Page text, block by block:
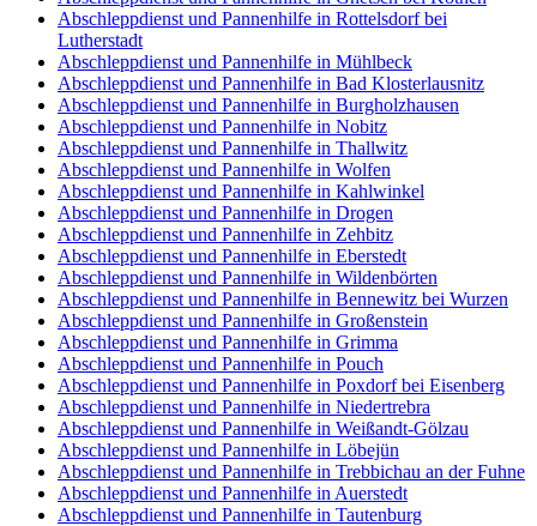
Abschleppdienst und Pannenhilfe in Rottelsdorf bei
Lutherstadt
Abschleppdienst und Pannenhilfe in Mühlbeck
Abschleppdienst und Pannenhilfe in Bad Klosterlausnitz
Abschleppdienst und Pannenhilfe in Burgholzhausen
Abschleppdienst und Pannenhilfe in Nobitz
Abschleppdienst und Pannenhilfe in Thallwitz
Abschleppdienst und Pannenhilfe in Wolfen
Abschleppdienst und Pannenhilfe in Kahlwinkel
Abschleppdienst und Pannenhilfe in Drogen
Abschleppdienst und Pannenhilfe in Zehbitz
Abschleppdienst und Pannenhilfe in Eberstedt
Abschleppdienst und Pannenhilfe in Wildenbörten
Abschleppdienst und Pannenhilfe in Bennewitz bei Wurzen
Abschleppdienst und Pannenhilfe in Großenstein
Abschleppdienst und Pannenhilfe in Grimma
Abschleppdienst und Pannenhilfe in Pouch
Abschleppdienst und Pannenhilfe in Poxdorf bei Eisenberg
Abschleppdienst und Pannenhilfe in Niedertrebra
Abschleppdienst und Pannenhilfe in Weißandt-Gölzau
Abschleppdienst und Pannenhilfe in Löbejün
Abschleppdienst und Pannenhilfe in Trebbichau an der Fuhne
Abschleppdienst und Pannenhilfe in Auerstedt
Abschleppdienst und Pannenhilfe in Tautenburg